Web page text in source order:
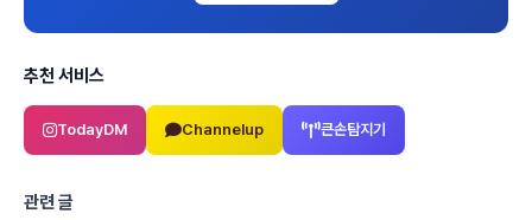
추천 서비스
TodayDM Channelup 큰손탐지기
관련 글